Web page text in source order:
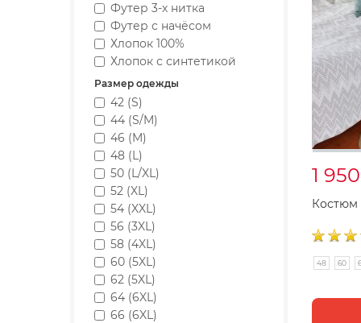
Футер 3-х нитка
Футер с начёсом
Хлопок 100%
Хлопок с синтетикой
Размер одежды
42 (S)
44 (S/M)
46 (M)
48 (L)
50 (L/XL)
52 (XL)
54 (XXL)
56 (3XL)
58 (4XL)
60 (5XL)
62 (5XL)
64 (6XL)
66 (6XL)
1
Костюм
48 60